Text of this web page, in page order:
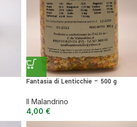
Fantasia di Lenticchie – 500 g
Il Malandrino
4,00 €